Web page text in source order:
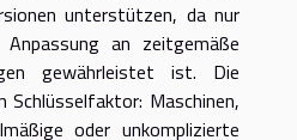
unterstützen, da nur
an zeitgemäße
gewährleistet ist. Die
Maschinen,
oder unkomplizierte